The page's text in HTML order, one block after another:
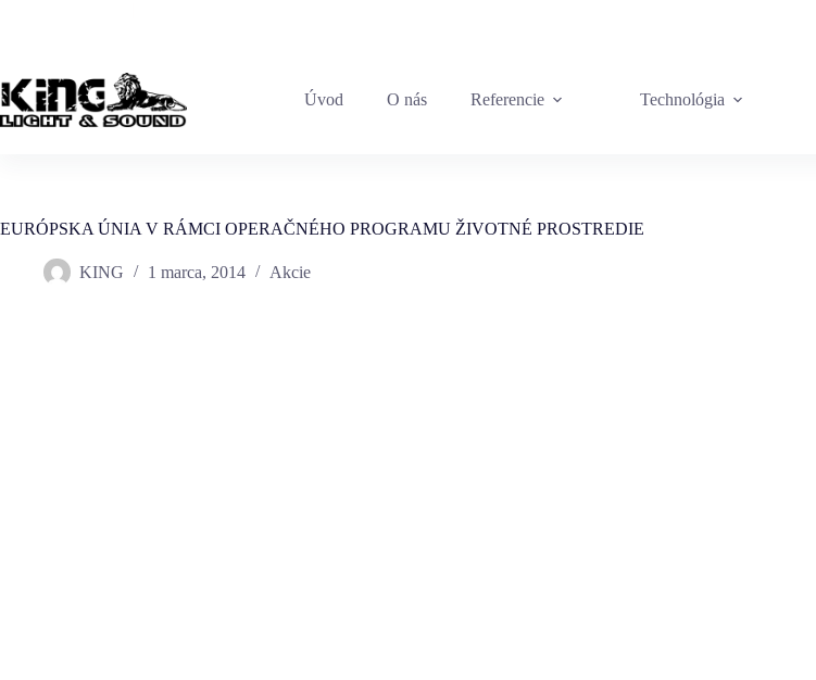
Úvod O nás Referencie Technológia
EURÓPSKA ÚNIA V RÁMCI OPERAČNÉHO PROGRAMU ŽIVOTNÉ PROSTREDIE
KING 1 marca, 2014 Akcie